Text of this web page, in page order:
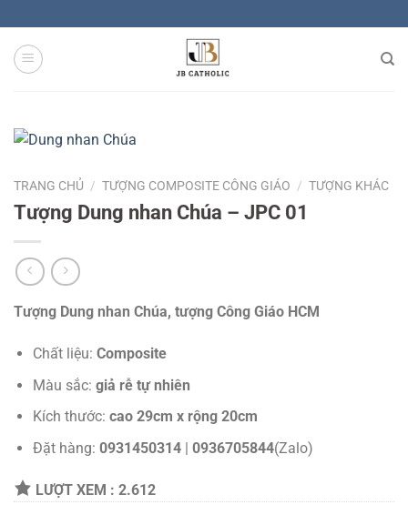
to
content
TRANG CHỦ / TƯỢNG COMPOSITE CÔNG GIÁO / TƯỢNG KHÁC
Tượng Dung nhan Chúa – JPC 01
Tượng Dung nhan Chúa, tượng Công Giáo HCM
Chất liệu: Composite
Màu sắc: giả rễ tự nhiên
Kích thước: cao 29cm x rộng 20cm
Đặt hàng: 0931450314| 0936705844(Zalo)
LƯỢT XEM : 2.612